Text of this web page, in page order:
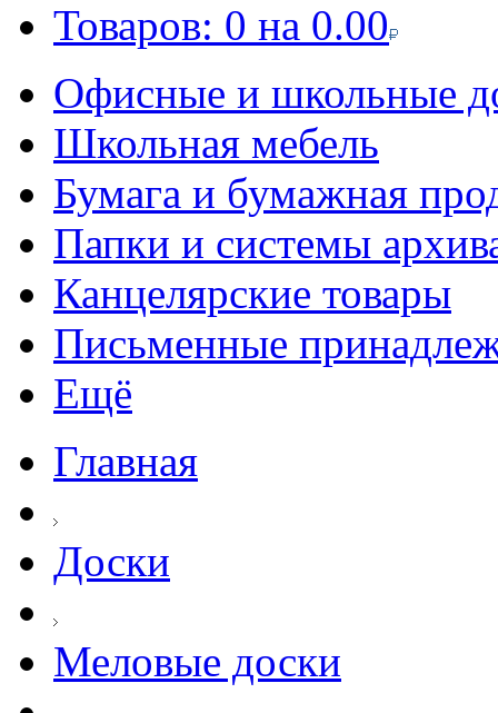
Товаров: 0 на 0.00
Офисные и школьные
Школьная мебель
Бумага и бумажная
Папки и системы
Канцелярские товары
Письменные
Ещё
Главная
Доски
Меловые доски